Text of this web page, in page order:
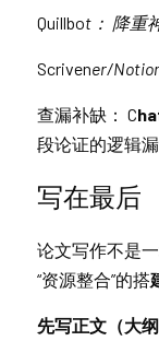
Quillbot： 降重
Scrivener/
查漏补缺： C
段论证的逻辑漏
写在最后
论文写作不是
“资源整合”的搭
先写正文（大纲